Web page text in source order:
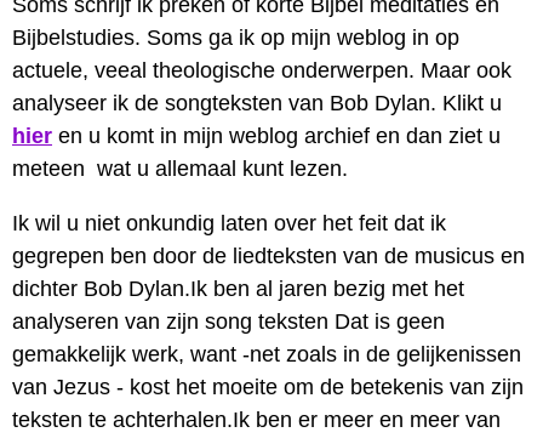
Bijbelstudies. Soms ga ik op mijn weblog in op
actuele, veeal theologische onderwerpen. Maar ook
analyseer ik de songteksten van Bob Dylan. Klikt u
hier en u komt in mijn weblog archief en dan ziet u
meteen wat u allemaal kunt lezen.
Ik wil u niet onkundig laten over het feit dat ik
gegrepen ben door de liedteksten van de musicus en
dichter Bob Dylan.Ik ben al jaren bezig met het
analyseren van zijn song teksten Dat is geen
gemakkelijk werk, want -net zoals in de gelijkenissen
van Jezus - kost het moeite om de betekenis van zijn
teksten te achterhalen.Ik ben er meer en meer van